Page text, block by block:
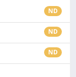
ND
ND
ND